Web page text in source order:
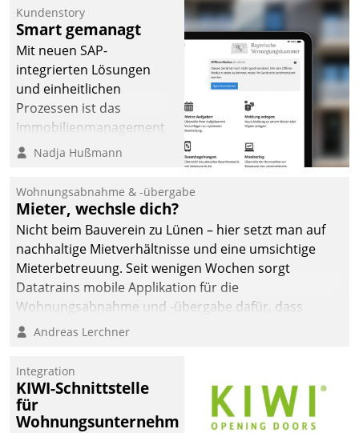
Kundenstory
Smart gemanagt
Mit neuen SAP-
integrierten Lösungen
und einheitlichen
Prozessen ist das
Immobilienmanagement
der Bayerischen
Ressort Kapitalanlage für
künftige Aufgaben und
Herausforderungen
gerüstet.
Nadja Hußmann
Wohnungsabnahme & -übergabe
Mieter, wechsle dich?
Nicht beim Bauverein zu Lünen – hier setzt man auf
nachhaltige Mietverhältnisse und eine umsichtige
Mieterbetreuung. Seit wenigen Wochen sorgt
Datatrains mobile Applikation für die
Wohnungsabnahme und -übergabe dafür, dass
Mieter wohlgeordnet kommen und, so es sein muss,
Andreas Lerchner
Integration
KIWI-Schnittstelle
für
Wohnungsunternehmen